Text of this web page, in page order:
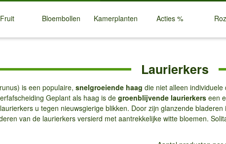
Fruit Bloembollen
↓
Kamerplanten
↓
Acties %
↓ ↓
Laurierkers
is een populaire, snelgroeiende haag die niet alleen
Geplant als haag is de groenblijvende laurierkers een
u tegen nieuwsgierige blikken. Door zijn glanzende
van de laurierkers versierd met aantrekkelijke witte bloemen.